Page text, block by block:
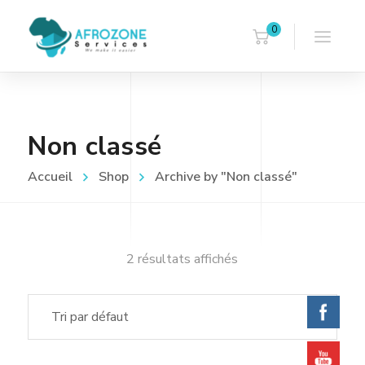
0
Non classé
Accueil Shop Archive by "Non classé"
2 résultats affichés